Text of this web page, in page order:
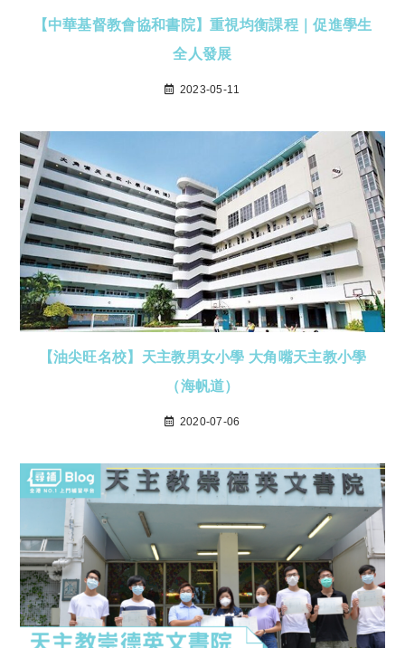
【中華基督教會協和書院】重視均衡課程｜促進學生
全人發展
2023-05-11
【油尖旺名校】天主教男女小學 大角嘴天主教小學
（海帆道）
2020-07-06